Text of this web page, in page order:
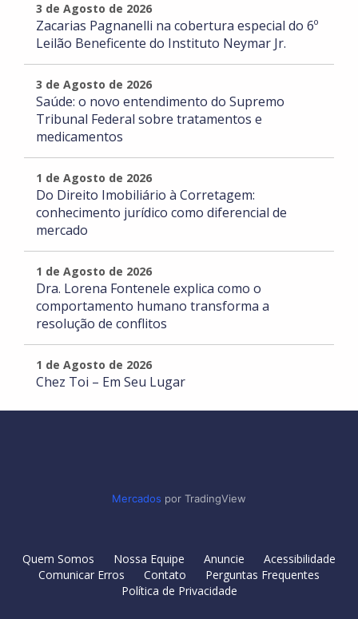
3 de Agosto de 2026
Zacarias Pagnanelli na cobertura especial do 6º
Leilão Beneficente do Instituto Neymar Jr.
3 de Agosto de 2026
Saúde: o novo entendimento do Supremo
Tribunal Federal sobre tratamentos e
medicamentos
1 de Agosto de 2026
Do Direito Imobiliário à Corretagem:
conhecimento jurídico como diferencial de
mercado
1 de Agosto de 2026
Dra. Lorena Fontenele explica como o
comportamento humano transforma a
resolução de conflitos
1 de Agosto de 2026
Chez Toi – Em Seu Lugar
Mercados por TradingView
Quem Somos Nossa Equipe Anuncie
Acessibilidade
Comunicar Erros
Contato
Perguntas Frequentes
Política de Privacidade